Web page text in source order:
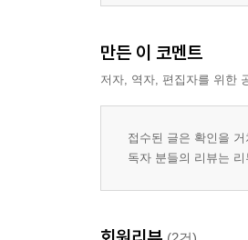
만든 이 코멘트
저자, 역자, 편집자를 위한
접수된 글은 확인을
독자 분들의 리뷰는